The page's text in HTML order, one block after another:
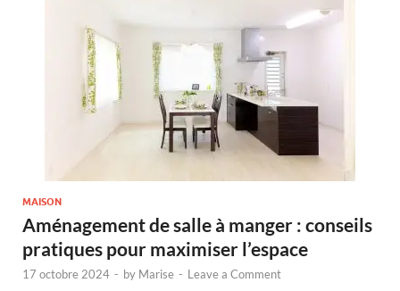
MAISON
Aménagement de salle à manger : conseils
pratiques pour maximiser l’espace
17 octobre 2024 - by Marise - Leave a Comment